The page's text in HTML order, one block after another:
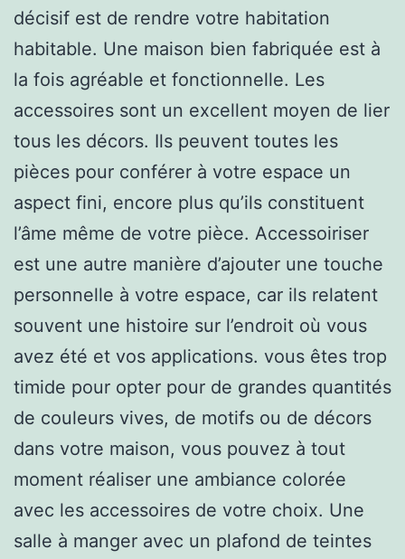
décisif est de rendre votre habitation
habitable. Une maison bien fabriquée est à
la fois agréable et fonctionnelle. Les
accessoires sont un excellent moyen de lier
tous les décors. Ils peuvent toutes les
pièces pour conférer à votre espace un
aspect fini, encore plus qu’ils constituent
l’âme même de votre pièce. Accessoiriser
est une autre manière d’ajouter une touche
personnelle à votre espace, car ils relatent
souvent une histoire sur l’endroit où vous
avez été et vos applications. vous êtes trop
timide pour opter pour de grandes quantités
de couleurs vives, de motifs ou de décors
dans votre maison, vous pouvez à tout
moment réaliser une ambiance colorée
avec les accessoires de votre choix. Une
salle à manger avec un plafond de teintes